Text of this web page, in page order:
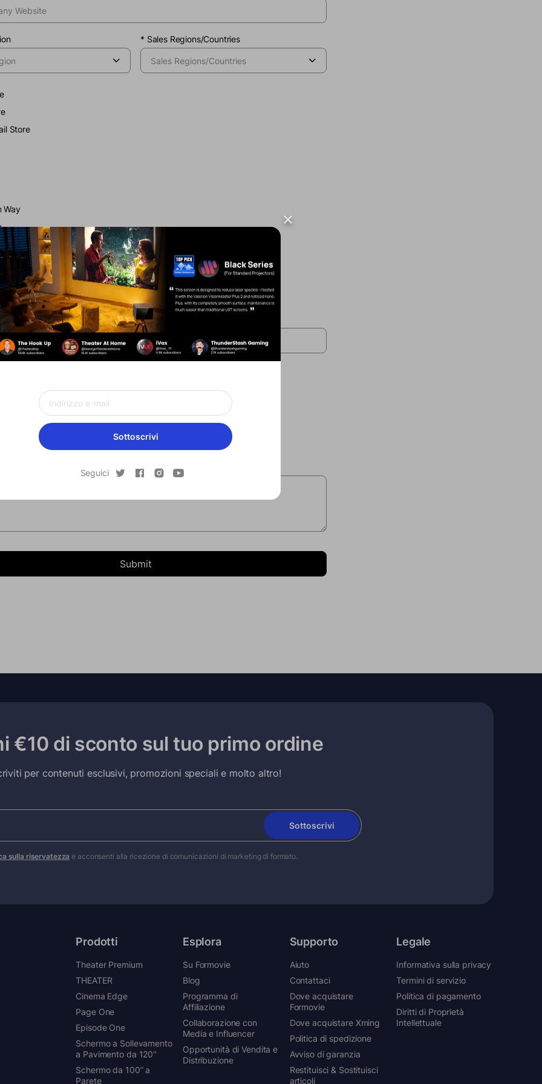
Sottoscrivi
Seguici
* Sales Regions/Countries
Store
Way
Collaborate
month(pcs）
mind?
Submit
€10 di sconto sul tuo primo ordine
per contenuti esclusivi, promozioni speciali e molto altro!
Sottoscrivi
sulla riservatezza e acconsenti alla ricezione di comunicazioni di marketing di formato.
Prodotti
Theater Premium
THEATER
Cinema Edge
Page One
Episode One
Schermo a Sollevamento
a Pavimento da 120''
Schermo da 100” a
Parete
Esplora
Su Formovie
Blog
Programma di
Affiliazione
Collaborazione con
Media e Influencer
Opportunità di Vendita e
Distribuzione
Supporto
Aiuto
Contattaci
Dove acquistare
Formovie
Dove acquistare Xming
Politica di spedizione
Avviso di garanzia
Restituisci & Sostituisci
articoli
Legale
Informativa sulla privacy
Termini di servizio
Politica di pagamento
Diritti di Proprietà
Intellettuale